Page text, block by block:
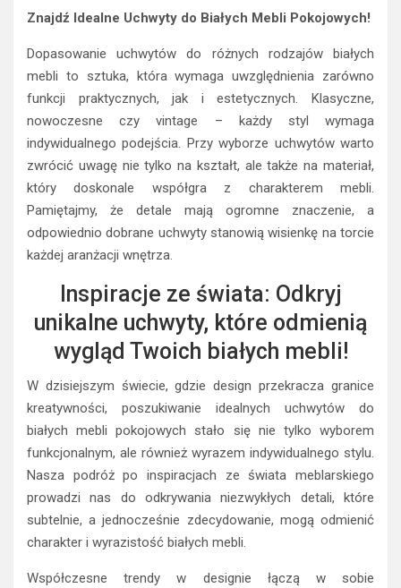
Znajdź Idealne Uchwyty do Białych Mebli Pokojowych!
Dopasowanie uchwytów do różnych rodzajów białych
mebli to sztuka, która wymaga uwzględnienia zarówno
funkcji praktycznych, jak i estetycznych. Klasyczne,
nowoczesne czy vintage – każdy styl wymaga
indywidualnego podejścia. Przy wyborze uchwytów warto
zwrócić uwagę nie tylko na kształt, ale także na materiał,
który doskonale współgra z charakterem mebli.
Pamiętajmy, że detale mają ogromne znaczenie, a
odpowiednio dobrane uchwyty stanowią wisienkę na torcie
każdej aranżacji wnętrza.
Inspiracje ze świata: Odkryj
unikalne uchwyty, które odmienią
wygląd Twoich białych mebli!
W dzisiejszym świecie, gdzie design przekracza granice
kreatywności, poszukiwanie idealnych uchwytów do
białych mebli pokojowych stało się nie tylko wyborem
funkcjonalnym, ale również wyrazem indywidualnego stylu.
Nasza podróż po inspiracjach ze świata meblarskiego
prowadzi nas do odkrywania niezwykłych detali, które
subtelnie, a jednocześnie zdecydowanie, mogą odmienić
charakter i wyrazistość białych mebli.
Współczesne trendy w designie łączą w sobie